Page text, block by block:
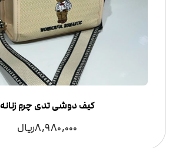
کیف دوشی تدی چرم زنانه
8,980,000ریال